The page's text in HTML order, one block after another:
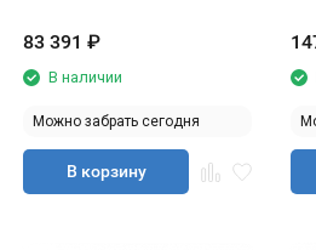
83 391 ₽
В наличии
Можно забрать сегодня
В корзину